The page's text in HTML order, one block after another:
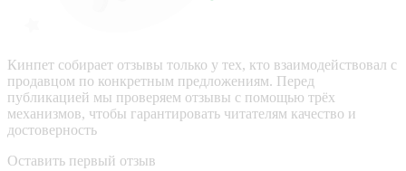
Кинпет собирает отзывы только у тех, кто взаимодействовал с
продавцом по конкретным предложениям. Перед
публикацией мы проверяем отзывы с помощью трёх
механизмов, чтобы гарантировать читателям качество и
достоверность
Оставить первый отзыв